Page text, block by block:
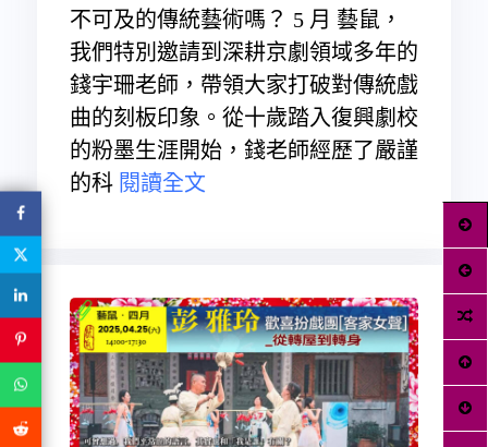
不可及的傳統藝術嗎？ 5 月 藝鼠，
我們特別邀請到深耕京劇領域多年的
錢宇珊老師，帶領大家打破對傳統戲
曲的刻板印象。從十歲踏入復興劇校
的粉墨生涯開始，錢老師經歷了嚴謹
的科 閱讀全文